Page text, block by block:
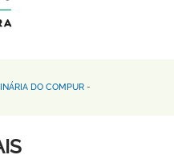
DO COMPUR -